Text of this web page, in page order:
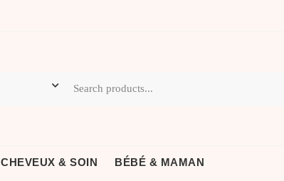
CHEVEUX & SOIN BÉBÉ & MAMAN